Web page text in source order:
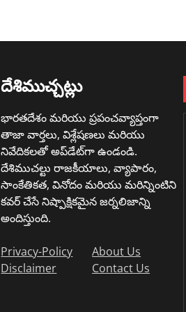
దేశిముచ్చట్లు
భారతదేశం మరియు ప్రపంచవ్యాప్తంగా
తాజా వార్తలు, విశ్లేషణలు మరియు
నివేదికలతో అప్‌డేట్‌గా ఉండండి.
దేశిముచల్టు రాజకీయాలు, వ్యాపారం,
సాంకేతికత, వినోదం మరియు మరిన్నింటిని
కవర్ చేసే నిష్పాక్షికమైన జర్నలిజాన్ని
అందిస్తుంది.
Privacy-Policy
Disclaimer
About Us
Contact Us